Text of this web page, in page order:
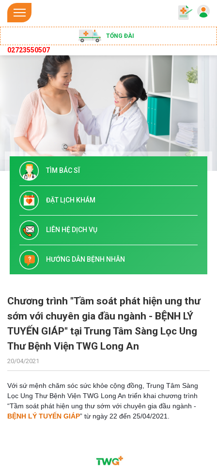
TỔNG ĐÀI
02723550507
TÌM BÁC SĨ
ĐẶT LỊCH KHÁM
LIÊN HỆ DỊCH VỤ
HƯỚNG DẪN BỆNH NHÂN
Chương trình "Tầm soát phát hiện ung thư
sớm với chuyên gia đầu ngành - BỆNH LÝ
TUYẾN GIÁP" tại Trung Tâm Sàng Lọc Ung
Thư Bệnh Viện TWG Long An
20/04/2021
Với sứ mệnh chăm sóc sức khỏe cộng đồng, Trung Tâm Sàng
Lọc Ung Thư Bệnh Viện TWG Long An triển khai chương trình
“Tầm soát phát hiện ung thư sớm với chuyên gia đầu ngành -
BỆNH LÝ TUYẾN GIÁP” từ ngày 22 đến 25/04/2021.